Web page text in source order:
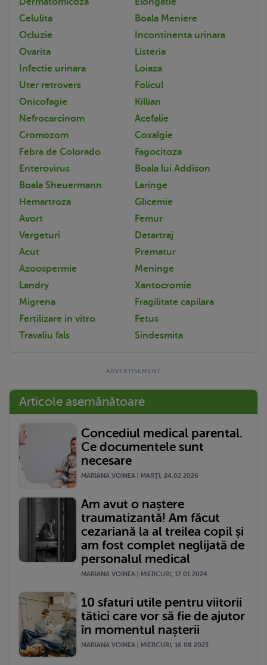
Celulita
Boala Meniere
Ocluzie
Incontinenta urinara
Ovarita
Listeria
Infectie urinara
Loiaza
Uter retrovers
Folicul
Onicofagie
Killian
Nefrocarcinom
Acefalie
Cromozom
Coxalgie
Febra de Colorado
Fagocitoza
Enterovirus
Boala lui Addison
Boala Sheuermann
Laringe
Hemartroza
Glicemie
Avort
Femur
Vergeturi
Detartraj
Acut
Prematur
Azoospermie
Meninge
Landry
Xantocromie
Migrena
Fragilitate capilara
Fertilizare in vitro
Fetus
Travaliu fals
Sindesmita
Articole asemănătoare
Concediul medical parental.
Ce documentele sunt
necesare
MARIANA VOINEA | MARŢI, 24.02.2026
Am avut o naștere
traumatizantă! Am făcut
cezariană la al treilea copil și
am fost complet neglijată de
personalul medical
MARIANA VOINEA | MIERCURI, 17.01.2024
10 sfaturi utile pentru viitorii
tătici care vor să fie de ajutor
în momentul nașterii
MARIANA VOINEA | MIERCURI, 16.08.2023